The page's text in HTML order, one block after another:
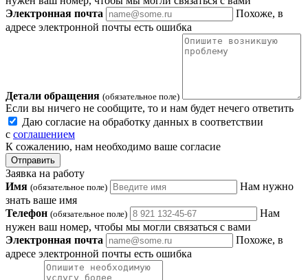
Электронная почта
Похоже, в
адресе электронной почты есть ошибка
Детали обращения (обязательное поле)
Если вы ничего не сообщите, то и нам будет нечего ответить
Даю согласие на обработку данных в соответствии
с соглашением
К сожалению, нам необходимо ваше согласие
Отправить
Заявка на работу
Имя (обязательное поле)
Нам нужно
знать ваше имя
Телефон (обязательное поле)
Нам
нужен ваш номер, чтобы мы могли связаться с вами
Электронная почта
Похоже, в
адресе электронной почты есть ошибка